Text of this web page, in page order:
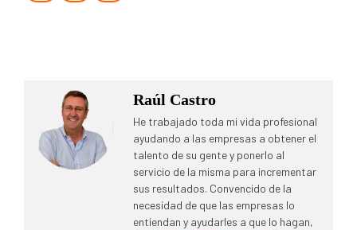
Raúl Castro
He trabajado toda mi vida profesional
ayudando a las empresas a obtener el
talento de su gente y ponerlo al
servicio de la misma para incrementar
sus resultados. Convencido de la
necesidad de que las empresas lo
entiendan y ayudarles a que lo hagan,